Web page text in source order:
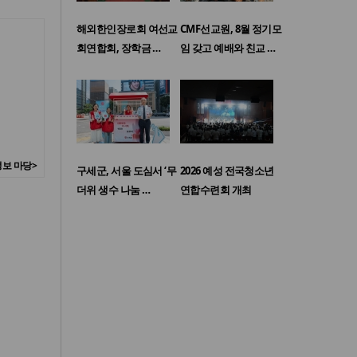
마당>
해외한인장로회 여선교
회연합회, 장학금 …
CMF선교원, 8월 정기모
임 갖고 예배와 친교 …
구세군, 서울 도심서 ‘무
더위 생수 나눔 …
2026 예성 전국청소년
연합수련회 개최